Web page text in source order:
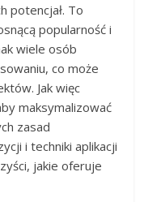
potencjał. To
popularność i
wiele osób
co może
Jak więc
maksymalizować
zasad
i techniki aplikacji
jakie oferuje